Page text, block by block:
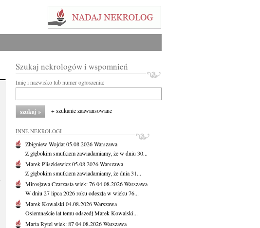
Szukaj nekrologów i wspomnień
Imię i nazwisko lub numer ogłoszenia:
+ szukanie zaawansowane
INNE NEKROLOGI
Zbigniew Wojdat05.08.2026Warszawa
Z głębokim smutkiem zawiadamiamy, że w dniu 30...
Marek Pliszkiewicz05.08.2026Warszawa
Z głębokim smutkiem zawiadamiamy, że dnia 31...
Mirosława Czarzastawiek: 7604.08.2026Warszawa
W dniu 27 lipca 2026 roku odeszła w wieku 76...
Marek Kowalski04.08.2026Warszawa
Osiemnaście lat temu odszedł Marek Kowalski...
Marta Rytelwiek: 8704.08.2026Warszawa